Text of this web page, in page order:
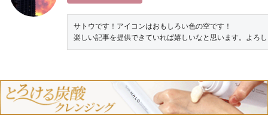
サトウです！アイコンはおもしろい色の空です！
楽しい記事を提供できていれば嬉しいなと思います。よろ